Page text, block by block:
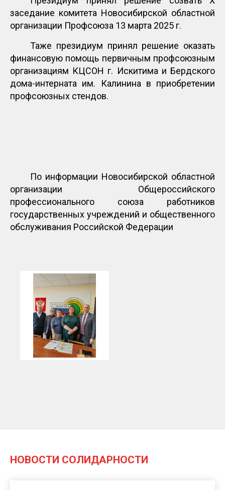
заседание комитета Новосибирской областной
организации Профсоюза 13 марта 2025 г.
Таже президиум принял решение оказать
финансовую помощь первичным профсоюзным
организациям КЦСОН г. Искитима и Бердского
дома-интерната им. Калинина в приобретении
профсоюзных стендов.
По информации Новосибирской областной
организации Общероссийского
профессионального союза работников
государственных учреждений и общественного
обслуживания Российской Федерации
НОВОСТИ СОЛИДАРНОСТИ